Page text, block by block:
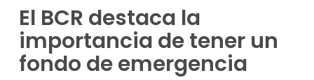
El BCR destaca la
importancia de tener un
fondo de emergencia